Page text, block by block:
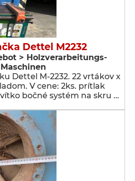
Dettel M2232
> Holzverarbeitungs-
Maschinen
Dettel M-2232. 22 vrtákov x
V cene: 2ks. prítlak
bočné systém na skru …